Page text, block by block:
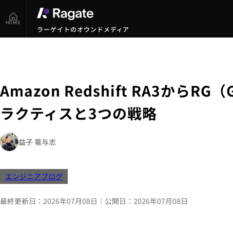
HOME
ラーゲイトのオウンドメディア
Amazon Redshift RA3からRG
ラクティスと3つの戦略
益子 竜与志
エンジニアブログ
最終更新日： 2026年07月08日 ｜ 公開日： 2026年07月08日